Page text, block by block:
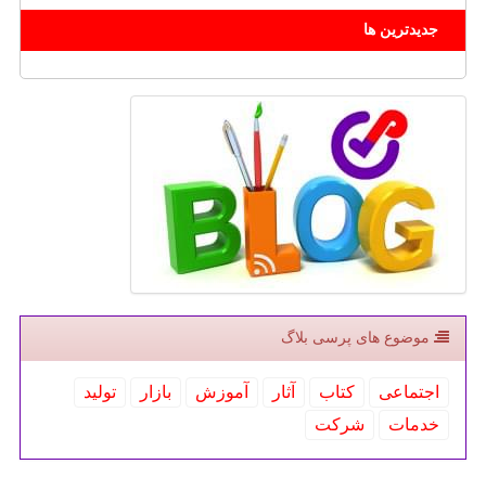
جدیدترین ها
موضوع های پرسی بلاگ
اجتماعی كتاب آثار آموزش بازار
تولید
خدمات
شركت